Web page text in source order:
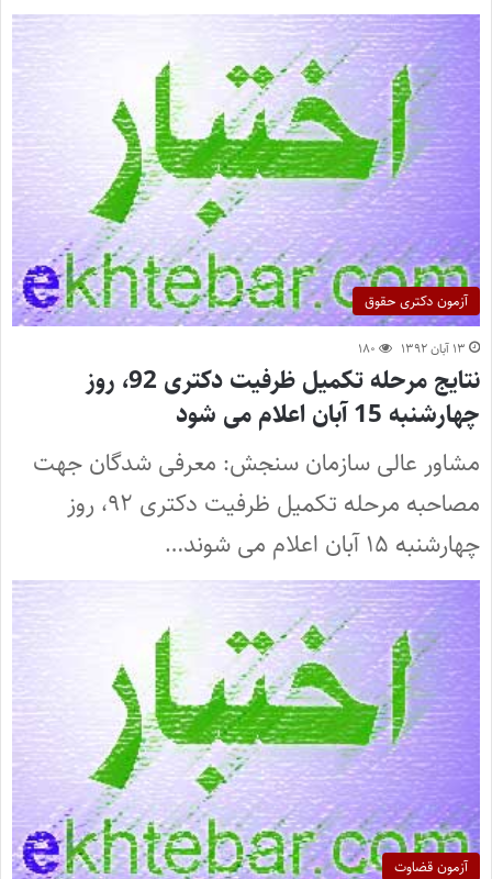
آزمون دکتری حقوق
۱۳ آبان ۱۳۹۲ ۱۸۰
نتایج مرحله تکمیل ظرفیت دکتری 92، روز
چهارشنبه 15 آبان اعلام می شود
مشاور عالی سازمان سنجش: معرفی شدگان جهت
مصاحبه مرحله تکمیل ظرفیت دکتری ۹۲، روز
چهارشنبه ۱۵ آبان اعلام می شوند…
آزمون قضاوت